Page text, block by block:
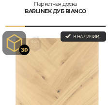
Паркетная доска
BARLINEK ДУБ BIANCO
В НАЛИЧИИ